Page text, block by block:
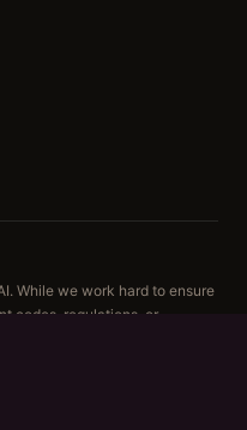
While we work hard to ensure
codes, regulations, or